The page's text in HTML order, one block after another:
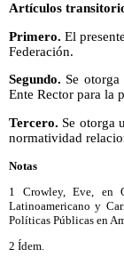
Artículos
Primero. El
Federación.
Segundo. Se
Ente Rector para la
Tercero. Se otorga
normatividad
Notas
1 Crowley, Eve, en
Latinoamericano y
Políticas Públicas en
2 Ídem.